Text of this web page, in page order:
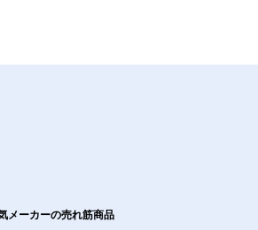
メーカーの売れ筋商品